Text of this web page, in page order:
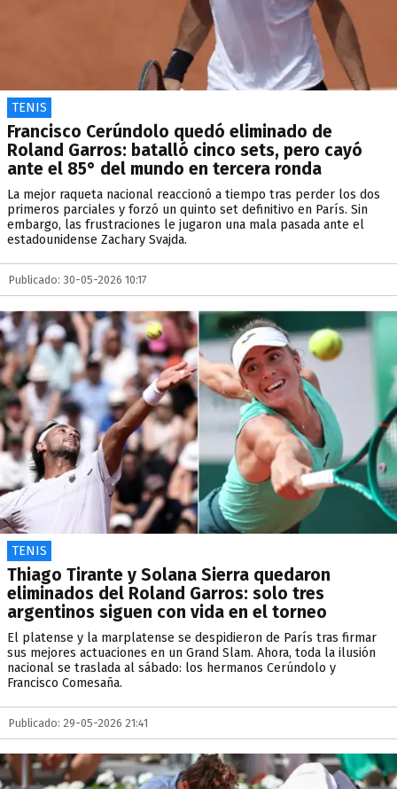
TENIS
Francisco Cerúndolo quedó eliminado de
Roland Garros: batalló cinco sets, pero cayó
ante el 85° del mundo en tercera ronda
La mejor raqueta nacional reaccionó a tiempo tras perder los dos
primeros parciales y forzó un quinto set definitivo en París. Sin
embargo, las frustraciones le jugaron una mala pasada ante el
estadounidense Zachary Svajda.
Publicado: 30-05-2026 10:17
TENIS
Thiago Tirante y Solana Sierra quedaron
eliminados del Roland Garros: solo tres
argentinos siguen con vida en el torneo
El platense y la marplatense se despidieron de París tras firmar
sus mejores actuaciones en un Grand Slam. Ahora, toda la ilusión
nacional se traslada al sábado: los hermanos Cerúndolo y
Francisco Comesaña.
Publicado: 29-05-2026 21:41